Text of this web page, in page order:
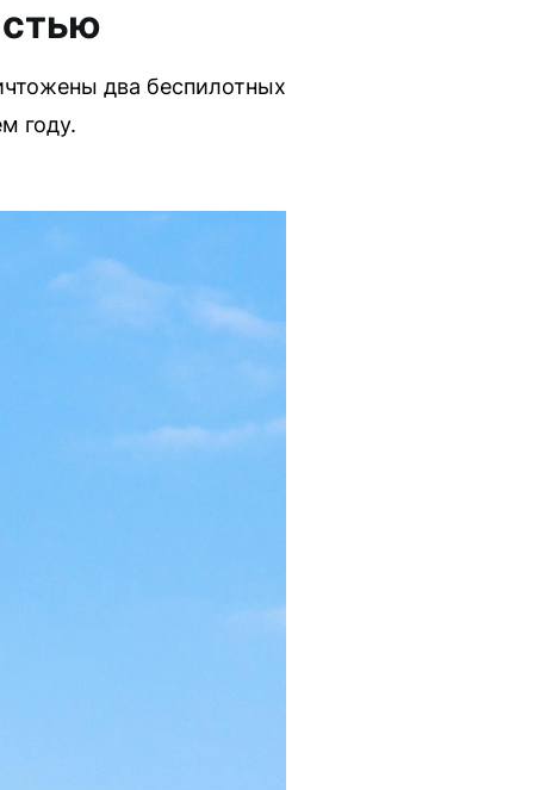
два беспилотных
году.